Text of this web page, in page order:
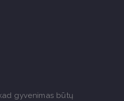
gyvenimas būtų